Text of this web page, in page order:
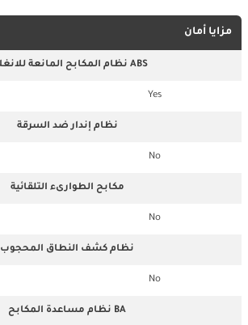
مزايا أمان
نظام المكابح المانعة للانغلاق ABS
Yes
نظام إندار ضد السرقة
No
مكابح الطوارىء التلقائية
No
نظام كشف النطاق المحجوب
No
نظام مساعدة المكابح BA